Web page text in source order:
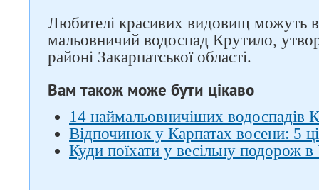
Любителі красивих видовищ можуть
мальовничий водоспад Крутило,
районі Закарпатської області.
Вам також може бути цікаво
14 наймальовничіших водоспадів
Відпочинок у Карпатах восени: 5
Куди поїхати у весільну подорож в